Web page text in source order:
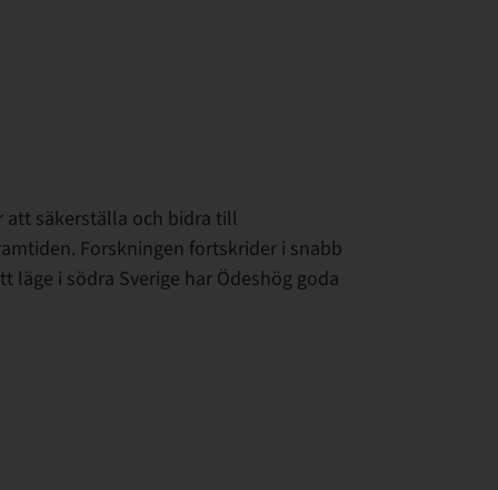
att säkerställa och bidra till
Forskningen fortskrider i snabb
i södra Sverige har Ödeshög goda